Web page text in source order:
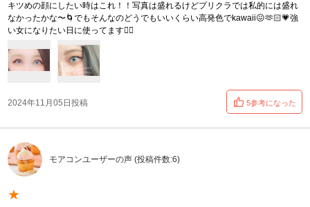
キツめの顔にしたい時はこれ！！写真は盛れるけどプリクラでは私的には盛れ
なかったかな〜🌀でもそんなのどうでもいいくらい高発色でkawaii😖🫶🏻💗強
い女になりたい日に使ってます❤️‍🔥
2024年11月05日投稿 5参考になった
モアコンユーザーの声 (投稿件数:6)
★